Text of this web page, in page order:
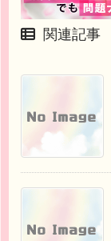
関連記事